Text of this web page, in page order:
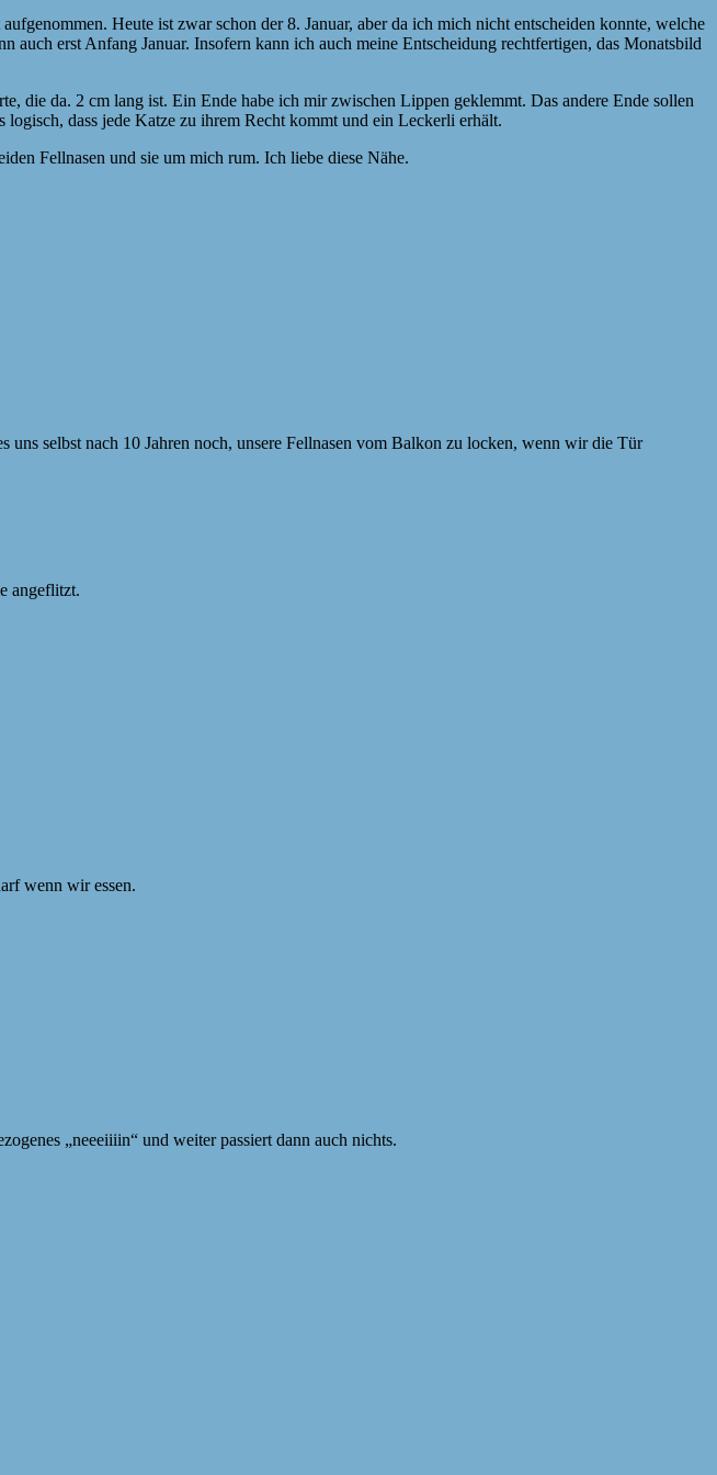
Heute ist zwar schon der 8. Januar, aber da ich mich nicht entscheiden konnte, welche
erst Anfang Januar. Insofern kann ich auch meine Entscheidung rechtfertigen, das Monatsbild
die da. 2 cm lang ist. Ein Ende habe ich mir zwischen Lippen geklemmt. Das andere Ende sollen
logisch, dass jede Katze zu ihrem Recht kommt und ein Leckerli erhält.
Fellnasen und sie um mich rum. Ich liebe diese Nähe.
selbst nach 10 Jahren noch, unsere Fellnasen vom Balkon zu locken, wenn wir die Tür
angeflitzt.
wenn wir essen.
„neeeiiiin“ und weiter passiert dann auch nichts.